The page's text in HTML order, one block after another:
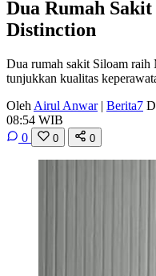
Dua Rumah
Distinction
Dua rumah sakit Siloam
tunjukkan kualitas
Oleh Airul Anwar | Berita7
08:54 WIB
0
0 0